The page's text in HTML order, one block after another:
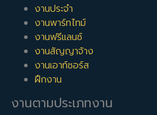
งานประจำ
งานพาร์ทไทม์
งานฟรีแลนซ์
งานสัญญาจ้าง
งานเอาท์ซอร์ส
ฝึกงาน
งานตามประเภทงาน